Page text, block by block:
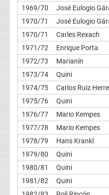
Transfergerüchte
WWE
News
Boxen
News
DAZN
Programm
&
1969/70
José Eulogio
1970/71
José Eulogio
1970/71
Carles Rexach
1971/72
Enrique Porta
1972/73
Marianín
1973/74
Quini
1974/75
Carlos Ruiz
1975/76
Quini
1976/77
Mario Kempes
1977/78
Mario Kempes
1978/79
Hans Krankl
1979/80
Quini
1980/81
Quini
1981/82
Quini